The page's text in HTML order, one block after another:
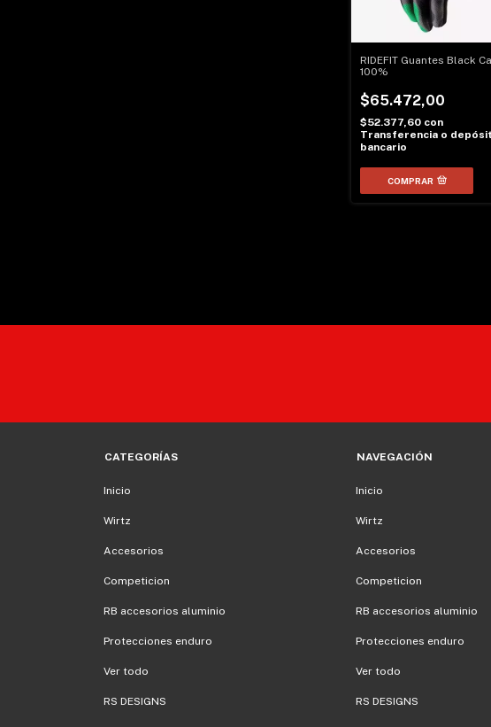
RIDEFIT Guantes Black
100%
$65.472,00
$52.377,60 con
Transferencia o
bancario
COMPRAR
CATEGORÍAS
Inicio
Wirtz
Accesorios
Competicion
RB accesorios aluminio
Protecciones enduro
Ver todo
RS DESIGNS
NAVEGACIÓN
Inicio
Wirtz
Accesorios
Competicion
RB accesorios aluminio
Protecciones enduro
Ver todo
RS DESIGNS